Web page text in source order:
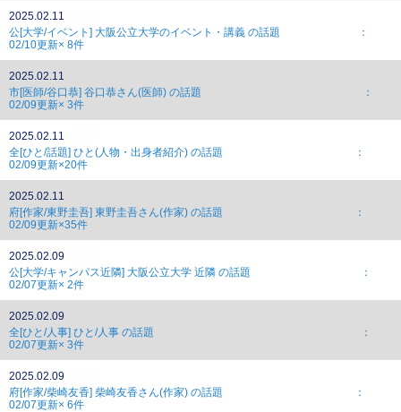
2025.02.11
公[大学/イベント] 大阪公立大学のイベント・講義 の話題 ：
02/10更新× 8件
2025.02.11
市[医師/谷口恭] 谷口恭さん(医師) の話題 ：
02/09更新× 3件
2025.02.11
全[ひと/話題] ひと(人物・出身者紹介) の話題 ：
02/09更新×20件
2025.02.11
府[作家/東野圭吾] 東野圭吾さん(作家) の話題 ：
02/09更新×35件
2025.02.09
公[大学/キャンパス近隣] 大阪公立大学 近隣 の話題 ：
02/07更新× 2件
2025.02.09
全[ひと/人事] ひと/人事 の話題 ：
02/07更新× 3件
2025.02.09
府[作家/柴崎友香] 柴崎友香さん(作家) の話題 ：
02/07更新× 6件